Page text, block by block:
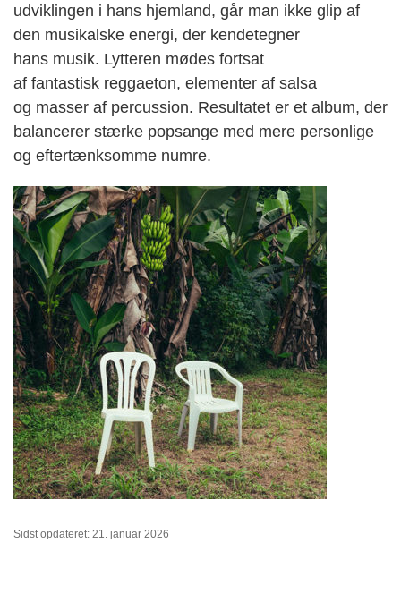
udviklingen i hans hjemland, går man ikke glip af
den musikalske energi, der kendetegner
hans musik. Lytteren mødes fortsat
af fantastisk reggaeton, elementer af salsa
og masser af percussion. Resultatet er et album, der
balancerer stærke popsange med mere personlige
og eftertænksomme numre.
Sidst opdateret: 21. januar 2026